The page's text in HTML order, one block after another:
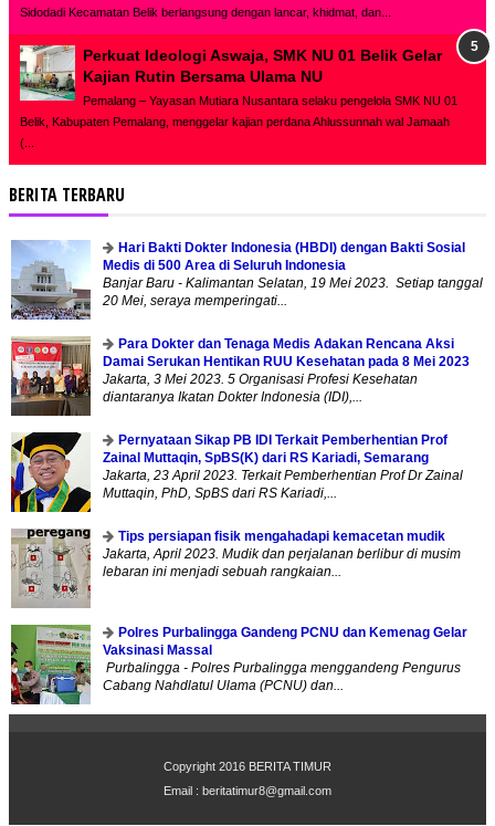
Sidodadi Kecamatan Belik berlangsung dengan lancar, khidmat, dan...
Perkuat Ideologi Aswaja, SMK NU 01 Belik Gelar
Kajian Rutin Bersama Ulama NU
Pemalang – Yayasan Mutiara Nusantara selaku pengelola SMK NU 01
Belik, Kabupaten Pemalang, menggelar kajian perdana Ahlussunnah wal Jamaah
(...
BERITA TERBARU
Hari Bakti Dokter Indonesia (HBDI) dengan Bakti Sosial
Medis di 500 Area di Seluruh Indonesia
Banjar Baru - Kalimantan Selatan, 19 Mei 2023. Setiap tanggal
20 Mei, seraya memperingati...
Para Dokter dan Tenaga Medis Adakan Rencana Aksi
Damai Serukan Hentikan RUU Kesehatan pada 8 Mei 2023
Jakarta, 3 Mei 2023. 5 Organisasi Profesi Kesehatan
diantaranya Ikatan Dokter Indonesia (IDI),...
Pernyataan Sikap PB IDI Terkait Pemberhentian Prof
Zainal Muttaqin, SpBS(K) dari RS Kariadi, Semarang
Jakarta, 23 April 2023. Terkait Pemberhentian Prof Dr Zainal
Muttaqin, PhD, SpBS dari RS Kariadi,...
Tips persiapan fisik mengahadapi kemacetan mudik
Jakarta, April 2023. Mudik dan perjalanan berlibur di musim
lebaran ini menjadi sebuah rangkaian...
Polres Purbalingga Gandeng PCNU dan Kemenag Gelar
Vaksinasi Massal
Purbalingga - Polres Purbalingga menggandeng Pengurus
Cabang Nahdlatul Ulama (PCNU) dan...
Copyright 2016 BERITA TIMUR
Email : beritatimur8@gmail.com